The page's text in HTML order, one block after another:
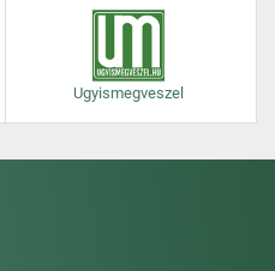
Ugyismegveszel